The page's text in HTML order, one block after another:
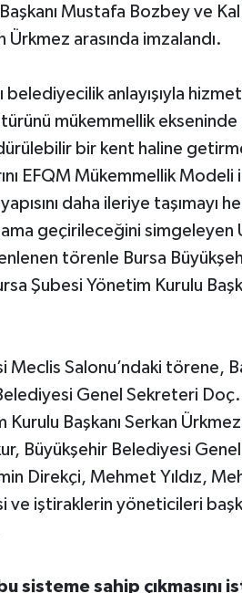
Mustafa Bozbey ve
Ürkmez arasında imzalandı.
belediyecilik anlayışıyla
mükemmellik ekseninde
bir kent haline
EFQM Mükemmellik
daha ileriye taşımayı
geçirileceğini simgeleyen
törenle Bursa
Şubesi Yönetim Kurulu
Meclis Salonu’ndaki törene,
Genel Sekreteri
Kurulu Başkanı Serkan
Büyükşehir Belediyesi Genel
Direkçi, Mehmet Yıldız,
ve iştiraklerin yöneticileri
sisteme sahip çıkmasını